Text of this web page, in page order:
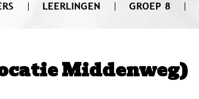
LEERLINGEN GROEP 8
Middenweg)